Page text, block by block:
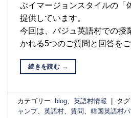
ぶイマージョンスタイルの「
提供しています。
今回は、パジュ英語村での授
かれる5つのご質問と回答を
続きを読む →
カテゴリー: blog、英語村情報 タ
ャンプ、英語村、質問、韓国英語村